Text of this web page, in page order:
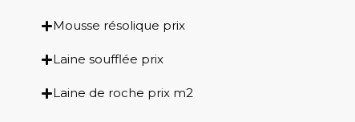
Mousse résolique prix
Laine soufflée prix
Laine de roche prix m2